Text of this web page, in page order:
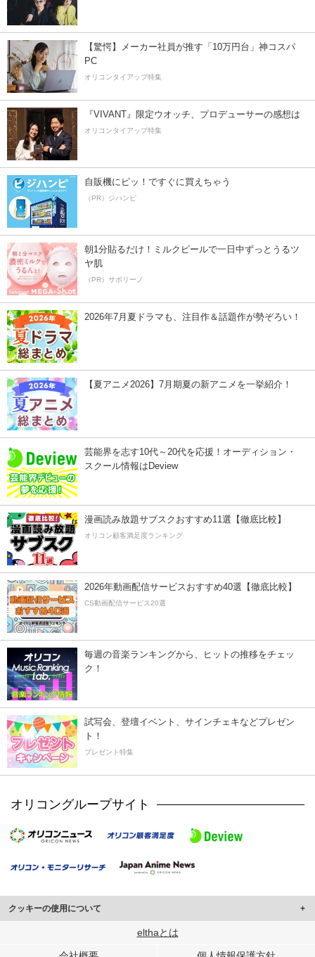
【驚愕】メーカー社員が推す「10万円台」神コスパ
PC
オリコンタイアップ特集
『VIVANT』限定ウオッチ、プロデューサーの感想は
オリコンタイアップ特集
自販機にピッ！ですぐに買えちゃう
（PR）ジハンピ
朝1分貼るだけ！ミルクピールで一日中ずっとうるツ
ヤ肌
（PR）サボリーノ
2026年7月夏ドラマも、注目作＆話題作が勢ぞろい！
【夏アニメ2026】7月期夏の新アニメを一挙紹介！
芸能界を志す10代～20代を応援！オーディション・
スクール情報はDeview
漫画読み放題サブスクおすすめ11選【徹底比較】
オリコン顧客満足度ランキング
2026年動画配信サービスおすすめ40選【徹底比較】
CS動画配信サービス20選
毎週の音楽ランキングから、ヒットの推移をチェッ
ク！
試写会、登壇イベント、サインチェキなどプレゼン
ト！
プレゼント特集
オリコングループサイト
クッキーの使用について
このサイトでは Cookie を使用して、ユーザーに合わせたコンテンツや広告の
elthaとは